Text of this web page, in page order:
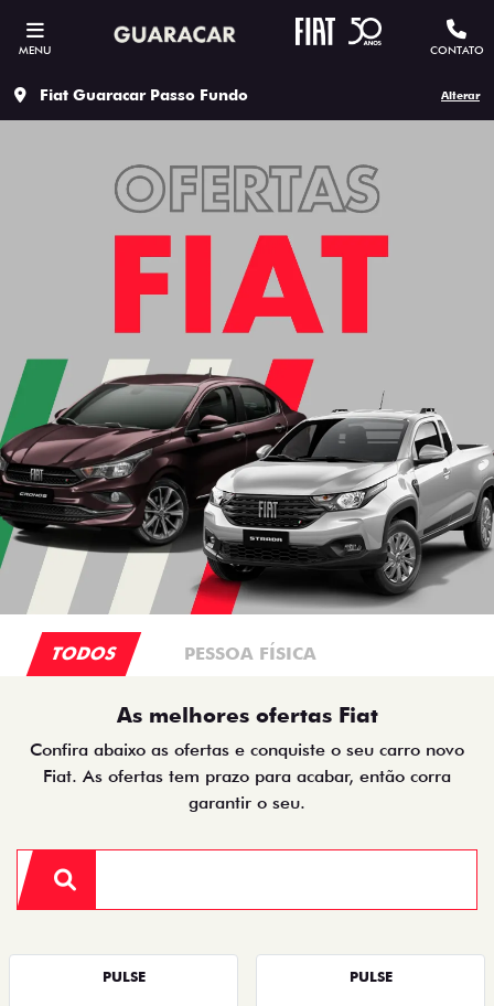
MENU CONTATO
Fiat Guaracar Passo Fundo Alterar
TODOS PESSOA FÍSICA
As melhores ofertas Fiat
Confira abaixo as ofertas e conquiste o seu carro novo
Fiat. As ofertas tem prazo para acabar, então corra
garantir o seu.
PULSE PULSE